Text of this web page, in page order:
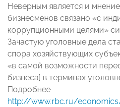
Неверным является и
бизнесменов связано «с
коррупционными целями»
Зачастую уголовные дела
спора хозяйствующих
«в самой возможности
бизнеса] в терминах
Подробнее
http://www.rbc.ru/